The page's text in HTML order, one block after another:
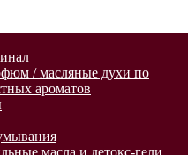
/ масляные духи по
ароматов